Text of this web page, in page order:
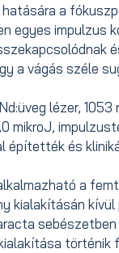
a
egyes
a vágás széle
lézer,
mikroJ,
és
a
kialakításán
sebészetben